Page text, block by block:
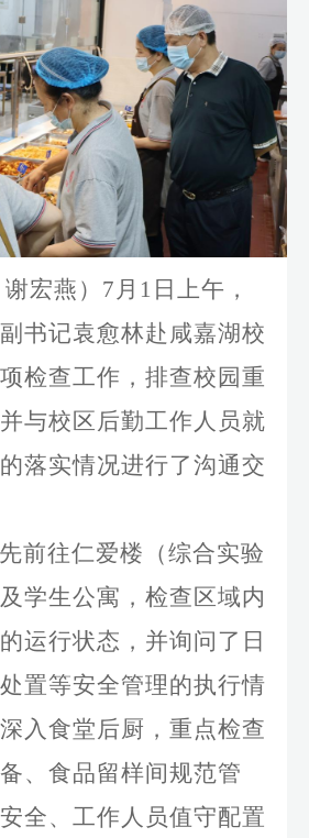
宏燕） 7 月 1 日上午，
书记袁愈林赴咸嘉湖校
检查工作，排查校园重
与校区后勤工作人员就
落实情况进行了沟通交
前往仁爱楼（综合实验
学生公寓，检查区域内
运行状态，并询问了日
置等安全管理的执行情
入食堂后厨，重点检查
、食品留样间规范管
全、工作人员值守配置